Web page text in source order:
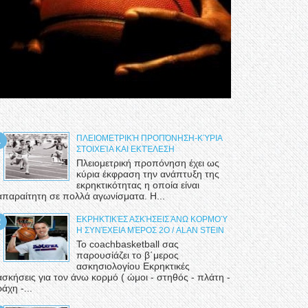
ΠΛΕΙΟΜΕΤΡΙΚΉ ΠΡΟΠΌΝΗΣΗ-ΚΎΡΙΑ
ΣΤΟΙΧΕΊΑ ΚΑΙ ΕΚΤΈΛΕΣΗ
Πλειομετρική προπόνηση έχει ως
κύρια έκφραση την ανάπτυξη της
εκρηκτικότητας η οποία είναι
σε πολλά αγωνίσματα. Η...
ΕΚΡΗΚΤΙΚΈΣ ΑΣΚΉΣΕΙΣ ΆΝΩ ΚΟΡΜΟΎ
Η ΣΥΝΈΧΕΙΑ ΜΈΡΟΣ 2Ο / ALAN STEIN
Το coachbasketball σας
παρουσίάζει το β΄μερος
ασκησιολογίου Εκρηκτικές
για τον άνω κορμό ( ώμοι - στηθός - πλάτη -
-...